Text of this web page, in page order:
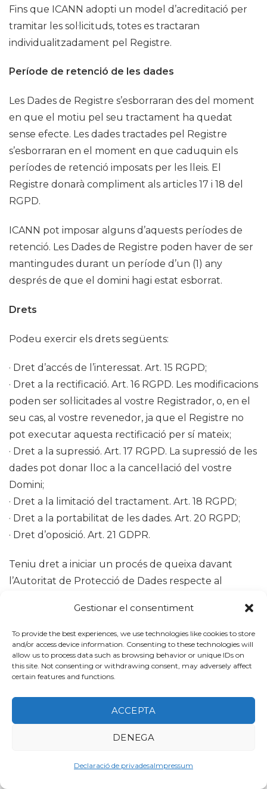
Gestionar el consentiment
To provide the best experiences, we use technologies like cookies to store
and/or access device information. Consenting to these technologies will
allow us to process data such as browsing behavior or unique IDs on
this site. Not consenting or withdrawing consent, may adversely affect
certain features and functions.
ACCEPTA
DENEGA
Declaració de privadesaImpressum
Fins que ICANN adopti un model d’acreditació per
tramitar les sol·licituds, totes es tractaran
individualitzadament pel Registre.
Període de retenció de les dades
Les Dades de Registre s’esborraran des del moment
en que el motiu pel seu tractament ha quedat
sense efecte. Les dades tractades pel Registre
s’esborraran en el moment en que caduquin els
períodes de retenció imposats per les lleis. El
Registre donarà compliment als articles 17 i 18 del
RGPD.
ICANN pot imposar alguns d’aquests períodes de
retenció. Les Dades de Registre poden haver de ser
mantingudes durant un període d’un (1) any
després de que el domini hagi estat esborrat.
Drets
Podeu exercir els drets següents:
· Dret d’accés de l’interessat. Art. 15 RGPD;
· Dret a la rectificació. Art. 16 RGPD. Les modificacions
poden ser sol·licitades al vostre Registrador, o, en el
seu cas, al vostre revenedor, ja que el Registre no
pot executar aquesta rectificació per sí mateix;
· Dret a la supressió. Art. 17 RGPD. La supressió de les
dades pot donar lloc a la cancel·lació del vostre
Domini;
· Dret a la limitació del tractament. Art. 18 RGPD;
· Dret a la portabilitat de les dades. Art. 20 RGPD;
· Dret d’oposició. Art. 21 GDPR.
Teniu dret a iniciar un procés de queixa davant
l’Autoritat de Protecció de Dades respecte al
Correcció de les vostre Dades
Us comprometeu a corregir i actualitzar
de registre del vostre Nom de Domini si en cap
moment deixen de ser correctes.